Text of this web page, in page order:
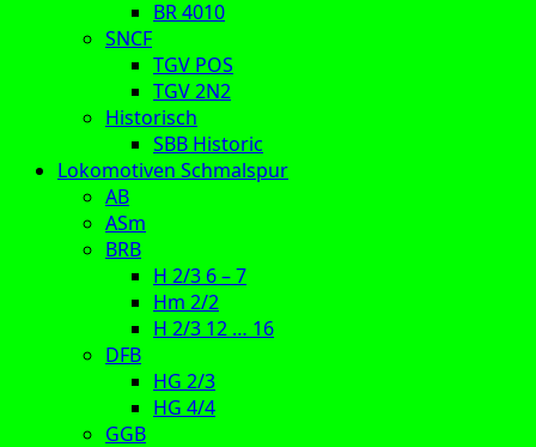
BR 4010
SNCF
TGV POS
TGV 2N2
Historisch
SBB Historic
Lokomotiven Schmalspur
AB
ASm
BRB
H 2/3 6 – 7
Hm 2/2
H 2/3 12 … 16
DFB
HG 2/3
HG 4/4
GGB